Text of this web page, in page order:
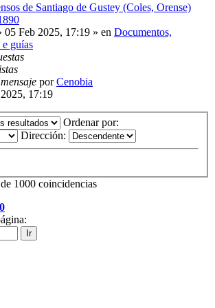
de Santiago de Gustey (Coles, Orense)
05 Feb 2025, 17:19 » en Documentos,
guías
porCenobia
17:19
Ordenar por:
Dirección:
1000 coincidencias